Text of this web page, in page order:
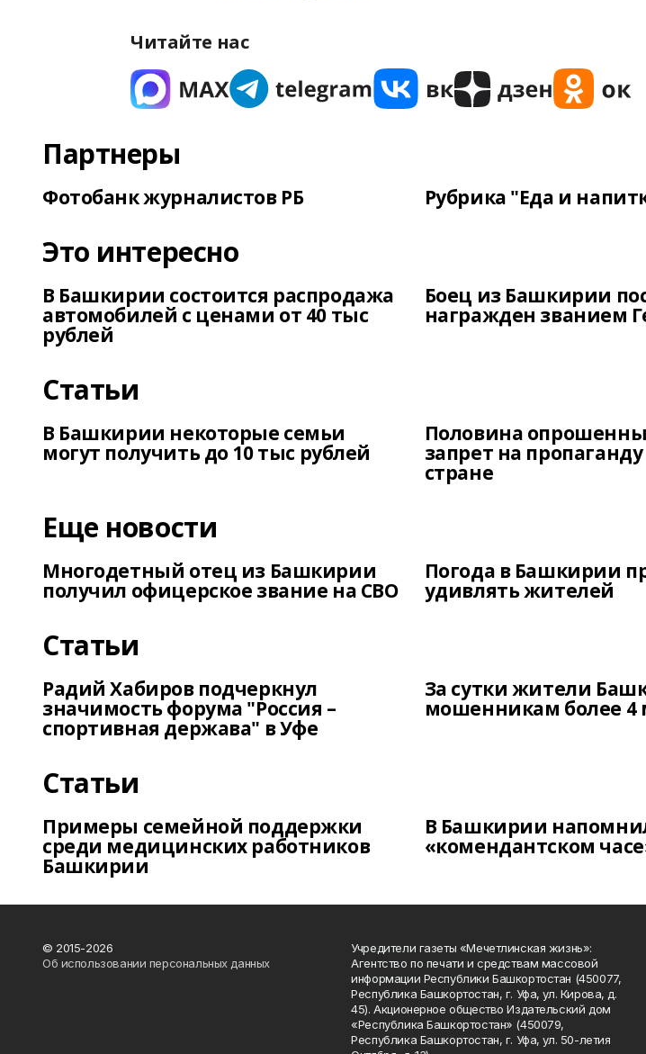
Читайте нас
Партнеры
Фотобанк журналистов РБ Рубрика "Еда и
Это интересно
В Башкирии состоится распродажа
автомобилей с ценами от 40 тыс
рублей
Боец из Башкирии
награжден званием
Статьи
В Башкирии некоторые семьи
могут получить до 10 тыс рублей
Половина
запрет на
стране
Еще новости
Многодетный отец из Башкирии
получил офицерское звание на СВО
Погода в Башкирии
удивлять жителей
Статьи
Радий Хабиров подчеркнул
значимость форума "Россия –
спортивная держава" в Уфе
За сутки жители
мошенникам более 4
Статьи
Примеры семейной поддержки
среди медицинских работников
Башкирии
В Башкирии
«комендантском
© 2015-2026
Об использовании персональных данных
Учредители газеты «Мечетлинская жизнь»:
Агентство по печати и средствам массовой
информации Республики Башкортостан (450077,
Республика Башкортостан, г. Уфа, ул. Кирова, д.
45). Акционерное общество Издательский дом
«Республика Башкортостан» (450079,
Республика Башкортостан, г. Уфа, ул. 50-летия